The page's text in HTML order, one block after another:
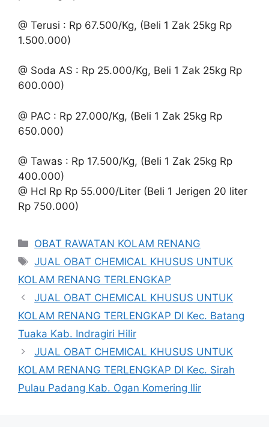
@ Terusi : Rp 67.500/Kg, (Beli 1 Zak 25kg Rp
1.500.000)
@ Soda AS : Rp 25.000/Kg, Beli 1 Zak 25kg Rp
600.000)
@ PAC : Rp 27.000/Kg, (Beli 1 Zak 25kg Rp
650.000)
@ Tawas : Rp 17.500/Kg, (Beli 1 Zak 25kg Rp
400.000)
@ Hcl Rp Rp 55.000/Liter (Beli 1 Jerigen 20 liter
Rp 750.000)
Kategori
OBAT RAWATAN KOLAM RENANG
Tag
JUAL OBAT CHEMICAL KHUSUS UNTUK
KOLAM RENANG TERLENGKAP
JUAL OBAT CHEMICAL KHUSUS UNTUK
KOLAM RENANG TERLENGKAP DI Kec. Batang
Tuaka Kab. Indragiri Hilir
JUAL OBAT CHEMICAL KHUSUS UNTUK
KOLAM RENANG TERLENGKAP DI Kec. Sirah
Pulau Padang Kab. Ogan Komering Ilir